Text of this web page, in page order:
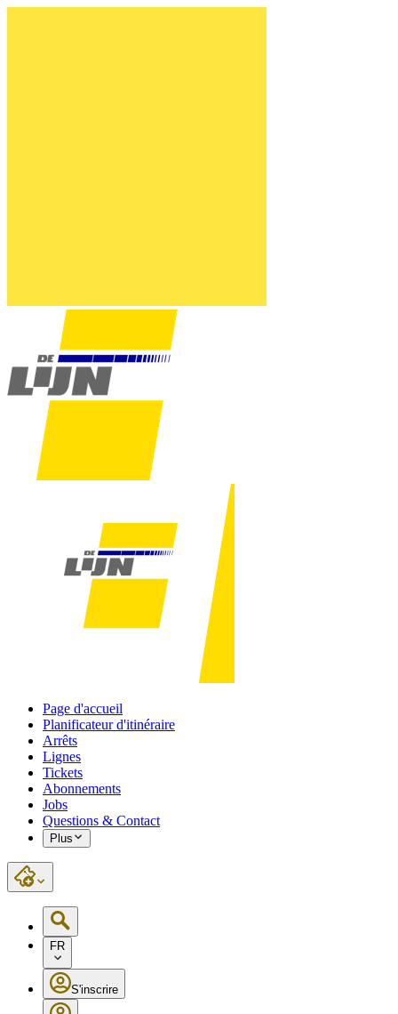
Page d'accueil
Planificateur d'itinéraire
Arrêts
Lignes
Tickets
Abonnements
Jobs
Questions & Contact
Plus
FR
S'inscrire